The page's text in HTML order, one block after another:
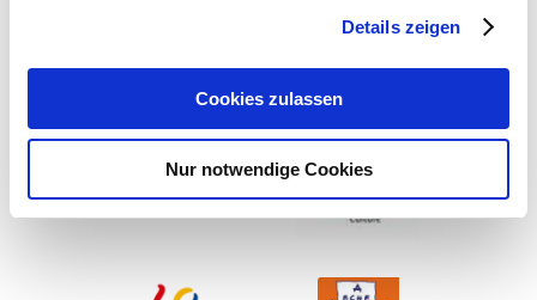
Details zeigen
Cookies zulassen
Nur notwendige Cookies